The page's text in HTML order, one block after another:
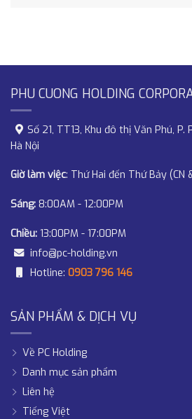
PHU CUONG HOLDING
Số 21, TT13, Khu đô thị Văn Phú, P.
Hà Nội
Giờ làm việc: Thứ Hai đến Thứ Bảy (CN
Sáng: 8:00AM - 12:00PM
Chiều: 13:00PM - 17:00PM
info@pc-holding.vn
Hotline: 0903 796 146
SẢN PHẨM & DỊCH VỤ
Về PC Holding
Danh mục sản phẩm
Liên hệ
Tiếng Việt